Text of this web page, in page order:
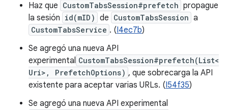
Haz que CustomTabsSession#prefetch propague
la sesión id(mID) de CustomTabsSession a
CustomTabsService . (I4ec7b)
Se agregó una nueva API
experimental CustomTabsSession#prefetch(List<
Uri>, PrefetchOptions) , que sobrecarga la API
existente para aceptar varias URLs. (I54f35)
Se agregó una nueva API experimental